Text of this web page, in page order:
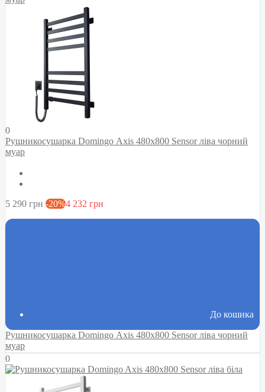
0
Рушникосушарка Domingo Axis 480x800 Sensor ліва чорний
муар
5 290 грн -20%4 232 грн
До кошика
Рушникосушарка Domingo Axis 480x800 Sensor ліва чорний
муар
0